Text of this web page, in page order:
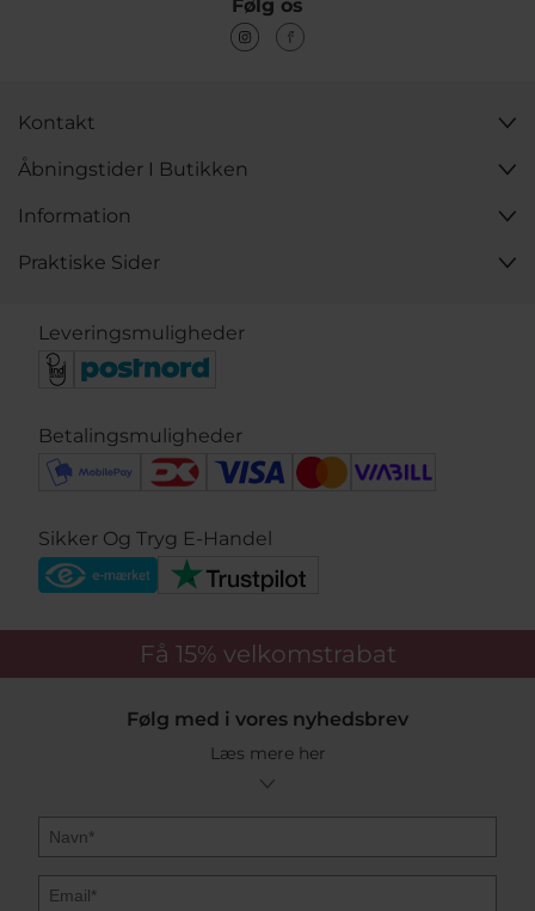
Følg os
Kontakt
Åbningstider I Butikken
Information
Praktiske Sider
Leveringsmuligheder
Betalingsmuligheder
Sikker Og Tryg E-Handel
Få 15% velkomstrabat
Følg med i vores nyhedsbrev
Læs mere her